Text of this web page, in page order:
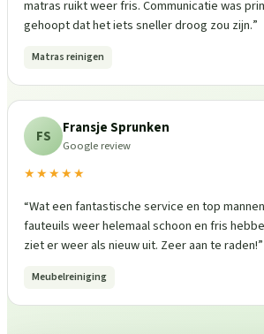
matras ruikt weer fris. Communicatie was
gehoopt dat het iets sneller droog zou zijn.”
Matras reinigen
FS Fransje Sprunken
Google review
★★★★★
“Wat een fantastische service en top
fauteuils weer helemaal schoon en fris
ziet er weer als nieuw uit. Zeer aan te raden!”
Meubelreiniging